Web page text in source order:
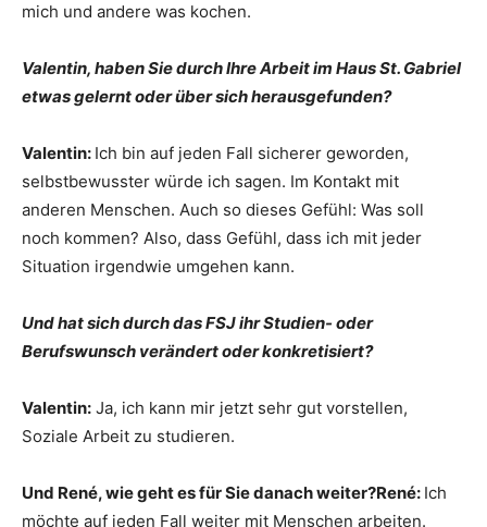
mich und andere was kochen.
Valentin, haben Sie durch Ihre Arbeit im Haus St. Gabriel
etwas gelernt oder über sich herausgefunden?
Valentin: Ich bin auf jeden Fall sicherer geworden,
selbstbewusster würde ich sagen. Im Kontakt mit
anderen Menschen. Auch so dieses Gefühl: Was soll
noch kommen? Also, dass Gefühl, dass ich mit jeder
Situation irgendwie umgehen kann.
Und hat sich durch das FSJ ihr Studien- oder
Berufswunsch verändert oder konkretisiert?
Valentin: Ja, ich kann mir jetzt sehr gut vorstellen,
Soziale Arbeit zu studieren.
Und René, wie geht es für Sie danach weiter?René: Ich
möchte auf jeden Fall weiter mit Menschen arbeiten.